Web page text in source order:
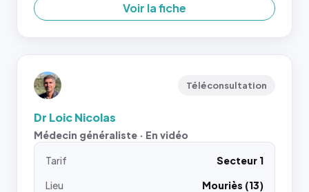
Voir la fiche
Téléconsultation
Dr Loic Nicolas
Médecin généraliste · En vidéo
Tarif
Secteur 1
Lieu
Mouriès (13)